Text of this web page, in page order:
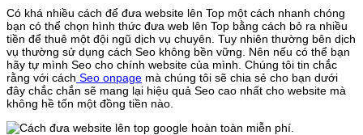
Có khá nhiều cách để đưa website lên Top một cách nhanh chóng
bạn có thể chọn hình thức đưa web lên Top bằng cách bỏ ra nhiều
tiền để thuê một đội ngũ dịch vụ chuyên. Tuy nhiên thường bên dịch
vụ thường sử dụng cách Seo không bền vững. Nên nếu có thể bạn
hãy tự mình Seo cho chính website của mình. Chúng tôi tin chắc
rằng với cách Seo onpage mà chúng tôi sẽ chia sẻ cho bạn dưới
đây chắc chắn sẽ mang lại hiệu quả Seo cao nhất cho website mà
không hề tốn một đồng tiền nào.